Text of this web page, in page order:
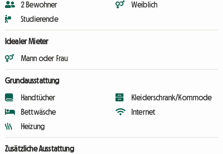
2 Bewohner
Studierende
Weiblich
Idealer Mieter
Mann oder Frau
Grundausstattung
Handtücher
Bettwäsche
Heizung
Kleiderschrank/Kommode
Internet
Zusätzliche Ausstattung